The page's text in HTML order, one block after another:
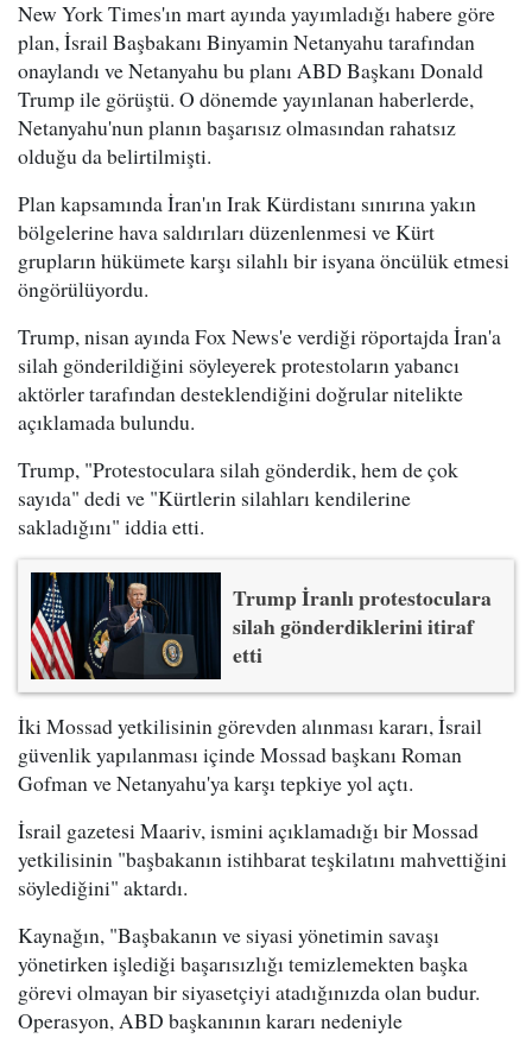
New York Times'ın mart ayında yayımladığı habere göre
plan, İsrail Başbakanı Binyamin Netanyahu tarafından
onaylandı ve Netanyahu bu planı ABD Başkanı Donald
Trump ile görüştü. O dönemde yayınlanan haberlerde,
Netanyahu'nun planın başarısız olmasından rahatsız
olduğu da belirtilmişti.
Plan kapsamında İran'ın Irak Kürdistanı sınırına yakın
bölgelerine hava saldırıları düzenlenmesi ve Kürt
grupların hükümete karşı silahlı bir isyana öncülük etmesi
öngörülüyordu.
Trump, nisan ayında Fox News'e verdiği röportajda İran'a
silah gönderildiğini söyleyerek protestoların yabancı
aktörler tarafından desteklendiğini doğrular nitelikte
açıklamada bulundu.
Trump, "Protestoculara silah gönderdik, hem de çok
sayıda" dedi ve "Kürtlerin silahları kendilerine
sakladığını" iddia etti.
Trump İranlı protestoculara
silah gönderdiklerini itiraf
etti
İki Mossad yetkilisinin görevden alınması kararı, İsrail
güvenlik yapılanması içinde Mossad başkanı Roman
Gofman ve Netanyahu'ya karşı tepkiye yol açtı.
İsrail gazetesi Maariv, ismini açıklamadığı bir Mossad
yetkilisinin "başbakanın istihbarat teşkilatını mahvettiğini
söylediğini" aktardı.
Kaynağın, "Başbakanın ve siyasi yönetimin savaşı
yönetirken işlediği başarısızlığı temizlemekten başka
görevi olmayan bir siyasetçiyi atadığınızda olan budur.
Operasyon, ABD başkanının kararı nedeniyle